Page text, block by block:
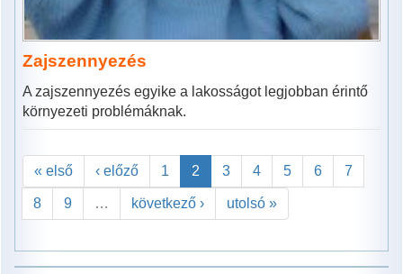
Zajszennyezés
A zajszennyezés egyike a lakosságot legjobban érintő
környezeti problémáknak.
« első ‹ előző 1 2 3 4 5 6 7
8 9 … következő › utolsó »